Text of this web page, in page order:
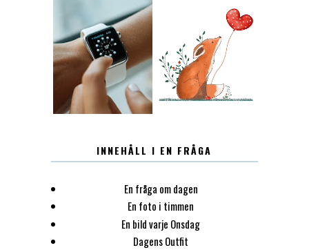
12.30 LUGN
INNEHÅLL I EN FRÅGA
En fråga om dagen
En foto i timmen
En bild varje Onsdag
Dagens Outfit